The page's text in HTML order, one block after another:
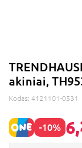
akiniai,
Kodas: 4121101-0531
-10% 6,